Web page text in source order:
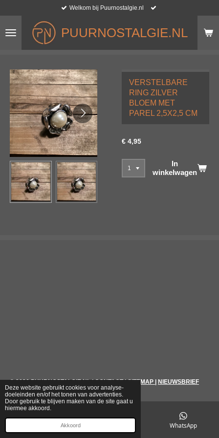
Deze website gebruikt cookies voor analyse-
doeleinden en/of het tonen van advertenties.
Door gebruik te blijven maken van de site gaat u
hiermee akkoord.
Akkoord
naar
hoofdinhoud
PUURNOSTALGIE.NL
Welkom bij Puurnostalgie.nl
VERSTELBARE
RING ZILVER
BLOEM MET
PAREL 2,5X2,5 CM
€ 4,95
In
winkelwagen
© 2026 PUURNOSTALGIE.NL|CONTACT|SITEMAP NIEUWSBRIEF
WhatsApp